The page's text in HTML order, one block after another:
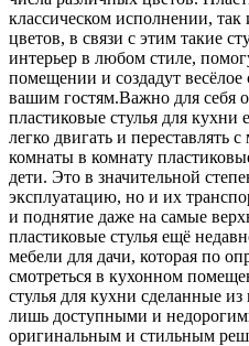
классическом исполнении,
цветов, в связи с этим такие
интерьер в любом стиле,
помещении и создадут
вашим гостям.Важно для себя
пластиковые стулья для
легко двигать и переставлять
комнаты в комнату
дети. Это в значительной
эксплуатацию, но и их
и поднятие даже на самые
пластиковые стулья ещё
мебели для дачи, которая по
смотреться в кухонном
стулья для кухни сделанные
лишь доступными и
оригинальным и стильным